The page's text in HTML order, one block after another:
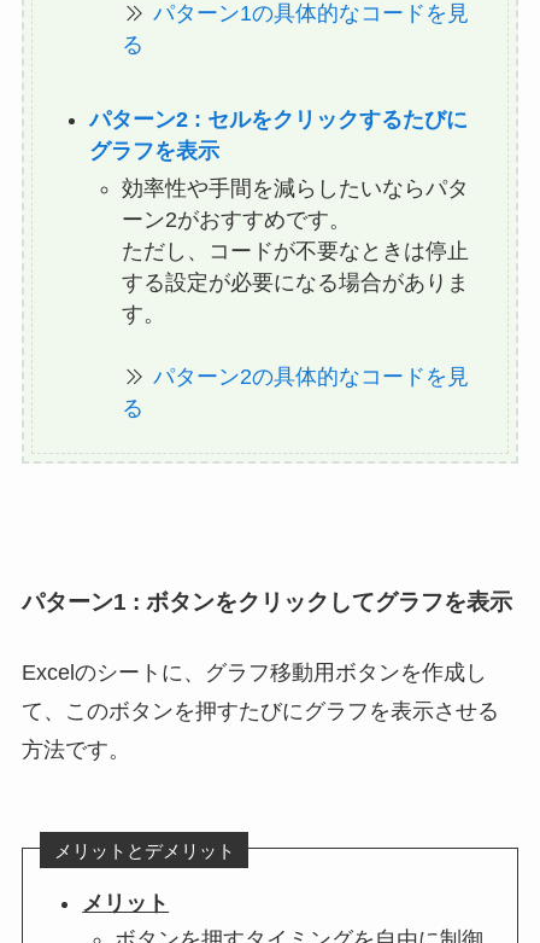
パターン1の具体的なコードを見
る
パターン2 : セルをクリックするたびに
グラフを表示
効率性や手間を減らしたいならパタ
ーン2がおすすめです。
ただし、コードが不要なときは停止
する設定が必要になる場合がありま
す。
パターン2の具体的なコードを見
る
パターン1 : ボタンをクリックしてグラフを表示
Excelのシートに、グラフ移動用ボタンを作成し
て、このボタンを押すたびにグラフを表示させる
方法です。
メリットとデメリット
メリット